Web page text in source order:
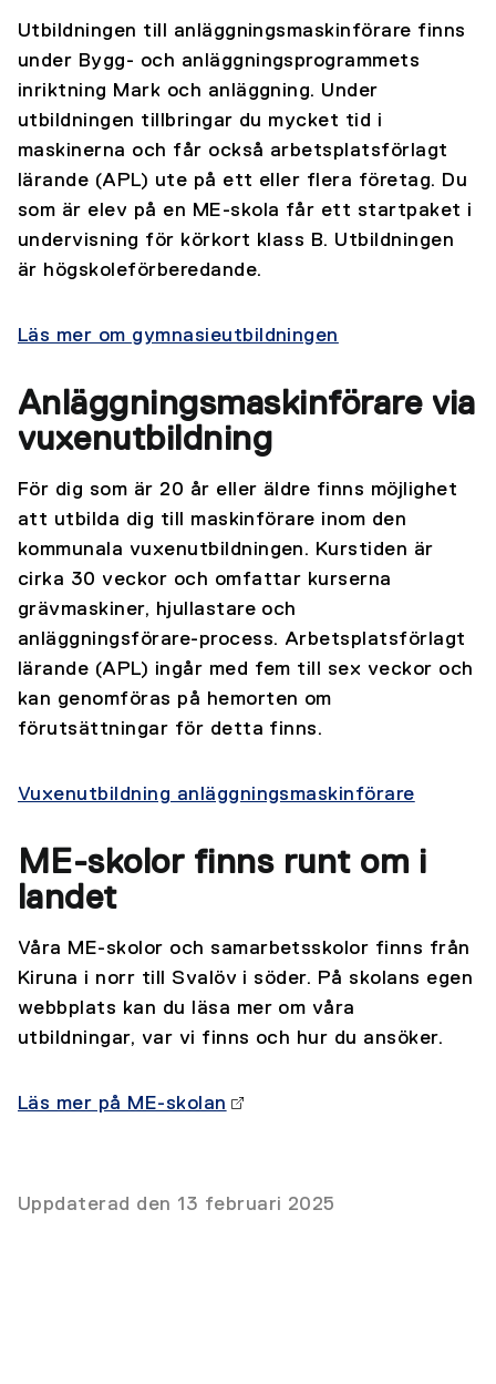
Utbildningen till anläggningsmaskinförare finns
under Bygg- och anläggningsprogrammets
inriktning Mark och anläggning. Under
utbildningen tillbringar du mycket tid i
maskinerna och får också arbetsplatsförlagt
lärande (APL) ute på ett eller flera företag. Du
som är elev på en ME-skola får ett startpaket i
undervisning för körkort klass B. Utbildningen
är högskoleförberedande.
Läs mer om gymnasieutbildningen
Anläggningsmaskinförare via
vuxenutbildning
För dig som är 20 år eller äldre finns möjlighet
att utbilda dig till maskinförare inom den
kommunala vuxenutbildningen. Kurstiden är
cirka 30 veckor och omfattar kurserna
grävmaskiner, hjullastare och
anläggningsförare-process. Arbetsplatsförlagt
lärande (APL) ingår med fem till sex veckor och
kan genomföras på hemorten om
förutsättningar för detta finns.
Vuxenutbildning anläggningsmaskinförare
ME-skolor finns runt om i
landet
Våra ME-skolor och samarbetsskolor finns från
Kiruna i norr till Svalöv i söder. På skolans egen
webbplats kan du läsa mer om våra
utbildningar, var vi finns och hur du ansöker.
Läs mer på ME-skolan
Uppdaterad den 13 februari 2025